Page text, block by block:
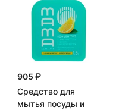
905 ₽
Средство для
мытья посуды и